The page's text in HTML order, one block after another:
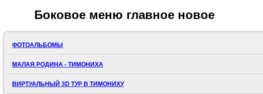
Боковое меню главное новое
ФОТОАЛЬБОМЫ
МАЛАЯ РОДИНА - ТИМОНИХА
ВИРТУАЛЬНЫЙ 3D ТУР В ТИМОНИХУ